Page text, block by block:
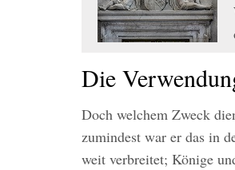
Die
Doch welchem Zweck
zumindest war er das in
weit verbreitet; Könige